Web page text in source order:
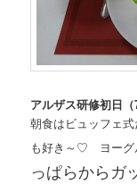
アルザス研修初日
朝食はビュッフェ
も好き～♡ ヨーグ
っぱらからガ